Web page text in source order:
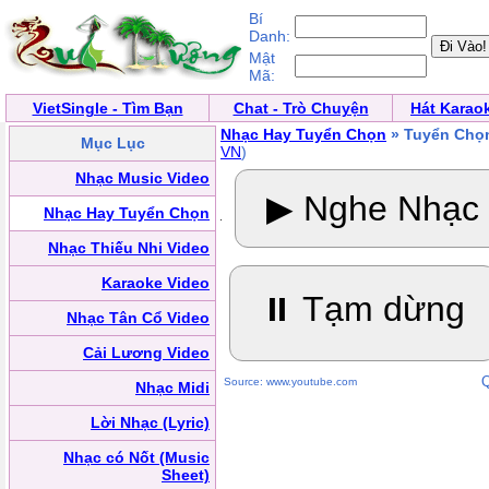
Bí
Danh:
Mật
Mã:
VietSingle - Tìm Bạn
Chat - Trò Chuyện
Hát
Mục Lục
Nhạc Music Video
Nhạc Hay Tuyển Chọn
Nhạc Thiếu Nhi Video
Karaoke Video
Nhạc Tân Cổ Video
Cải Lương Video
Nhạc Midi
Lời Nhạc (Lyric)
Nhạc có Nốt (Music
Sheet)
Nhạc Hay Tuyển Chọn » Tuyển
VN)
▶ Nghe Nhạc
⏸ Tạm dừng
Source: www.youtube.com